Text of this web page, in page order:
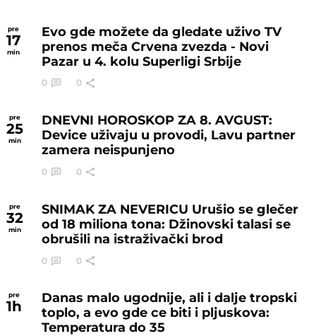
pre
17
min
Evo gde možete da gledate uživo TV
prenos meča Crvena zvezda - Novi
Pazar u 4. kolu Superligi Srbije
0 0
pre
25
min
DNEVNI HOROSKOP ZA 8. AVGUST:
Device uživaju u provodi, Lavu partner
zamera neispunjeno
0 0
pre
32
min
SNIMAK ZA NEVERICU Urušio se glečer
od 18 miliona tona: Džinovski talasi se
obrušili na istraživački brod
0 0
pre
1h
Danas malo ugodnije, ali i dalje tropski
toplo, a evo gde ce biti i pljuskova:
Temperatura do 35